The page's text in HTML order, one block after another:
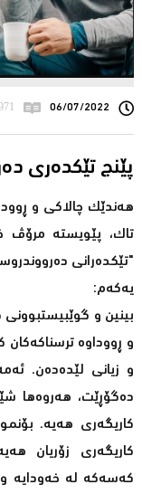
06/07/2022 971 جار
پێنج تێکدەری
هەندێک چالاکی و
تاک، پێویستە مرۆڤ
"تێکدەرانی
یەکەم:
بینین و
و ڕووداوە
و زیانی لێدەدەن.
دەگۆڕێت، هەروەها
کاریگەری هەیە.
کاریگەری زۆریان
کەسەکە لە خەودایە